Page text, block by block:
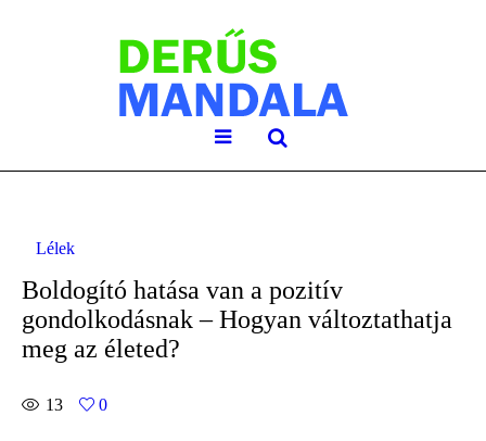
Lélek
Boldogító hatása van a pozitív
gondolkodásnak – Hogyan változtathatja
meg az életed?
13 0